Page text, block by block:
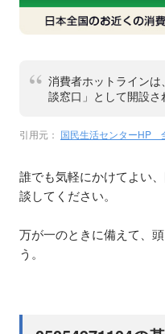
消費者ホットライン
談窓口」として開設さ
引用元： 国民生活センターHP
誰でも気軽にかけてよい
談してください。
万が一のときに備えて、
う。